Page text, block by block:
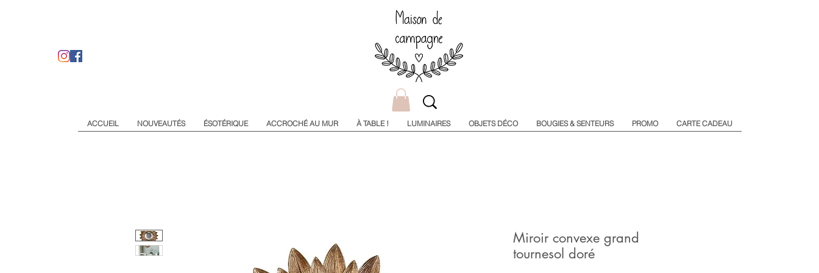
ACCUEIL NOUVEAUTÉS ÉSOTÉRIQUE ACCROCHÉ AU MUR À TABLE ! LUMINAIRES OBJETS DÉCO BOUGIES & SENTEURS PROMO CARTE CADEAU
Miroir convexe grand
tournesol doré